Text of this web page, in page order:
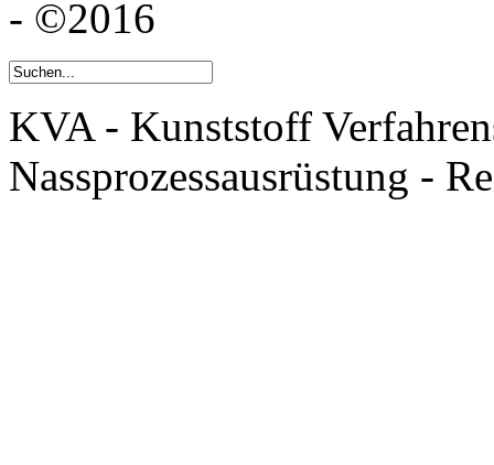
- ©2016
KVA - Kunststoff
Nassprozessausrüstung -